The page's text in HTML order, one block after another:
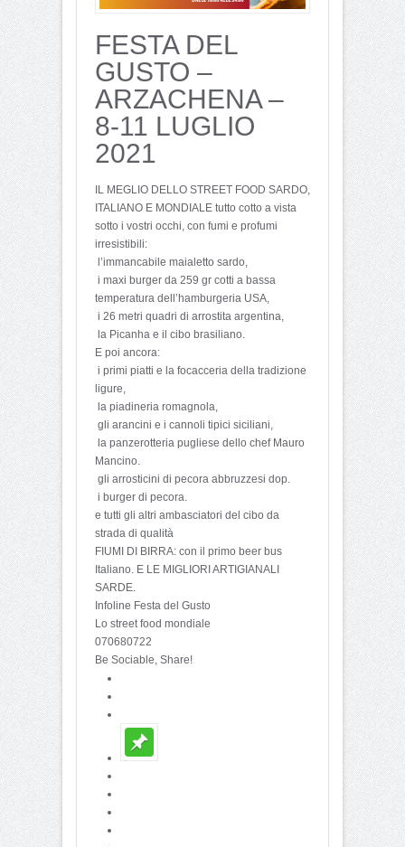
FESTA DEL
GUSTO –
ARZACHENA –
8-11 LUGLIO
2021
IL MEGLIO DELLO STREET FOOD SARDO,
ITALIANO E MONDIALE tutto cotto a vista
sotto i vostri occhi, con fumi e profumi
irresistibili:
l’immancabile maialetto sardo,
i maxi burger da 259 gr cotti a bassa
temperatura dell’hamburgeria USA,
i 26 metri quadri di arrostita argentina,
la Picanha e il cibo brasiliano.
E poi ancora:
i primi piatti e la focacceria della tradizione
ligure,
la piadineria romagnola,
gli arancini e i cannoli tipici siciliani,
la panzerotteria pugliese dello chef Mauro
Mancino.
gli arrosticini di pecora abbruzzesi dop.
i burger di pecora.
e tutti gli altri ambasciatori del cibo da
strada di qualità
FIUMI DI BIRRA: con il primo beer bus
Italiano. E LE MIGLIORI ARTIGIANALI
SARDE.
Infoline Festa del Gusto
Lo street food mondiale
070680722
Be Sociable, Share!